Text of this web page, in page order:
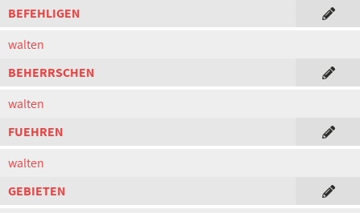
BEFEHLIGEN
walten
BEHERRSCHEN
walten
FUEHREN
walten
GEBIETEN